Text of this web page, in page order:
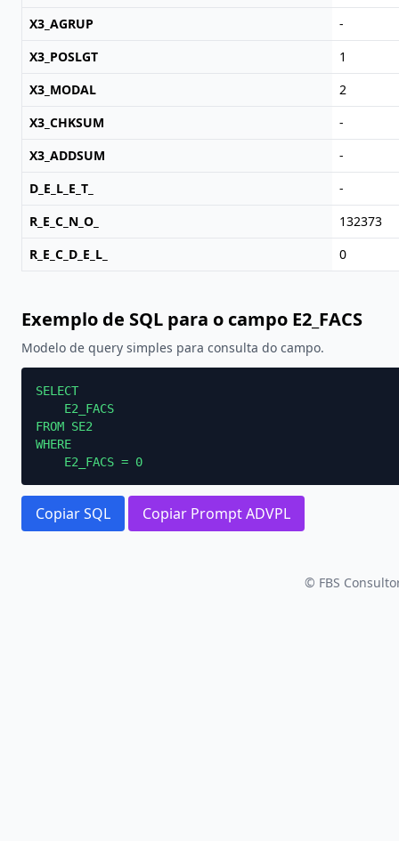
X3_AGRUP
-
X3_POSLGT
1
X3_MODAL
2
X3_CHKSUM
-
X3_ADDSUM
-
D_E_L_E_T_
-
R_E_C_N_O_
132373
R_E_C_D_E_L_
0
Exemplo de SQL para o campo E2_FACS
Modelo de query simples para consulta do campo.
SELECT
    E2_FACS
FROM SE2
WHERE
    E2_FACS = 0
Copiar SQL Copiar Prompt ADVPL
© FBS